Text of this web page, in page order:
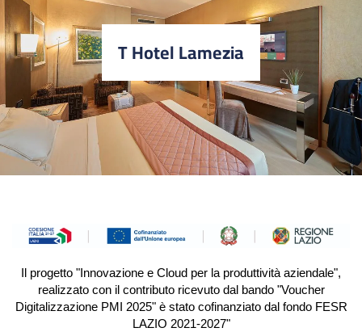
T Hotel Lamezia
Il progetto "Innovazione e Cloud per la produttività aziendale",
realizzato con il contributo ricevuto dal bando "Voucher
Digitalizzazione PMI 2025" è stato cofinanziato dal fondo FESR
LAZIO 2021-2027"